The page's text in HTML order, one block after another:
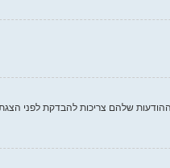
שלהם צריכות להבדקת לפני